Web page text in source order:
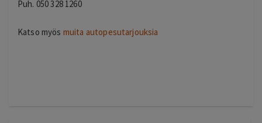
Puh. 050 328 1260
Katso myös muita autopesutarjouksia